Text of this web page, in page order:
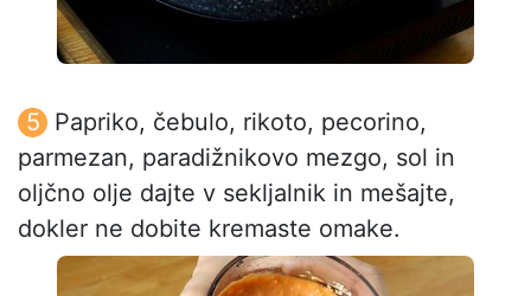
Papriko, čebulo, rikoto, pecorino,
parmezan, paradižnikovo mezgo, sol in
oljčno olje dajte v sekljalnik in mešajte,
dokler ne dobite kremaste omake.